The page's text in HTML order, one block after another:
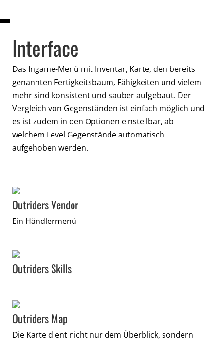
Interface
Das Ingame-Menü mit Inventar, Karte, den bereits
genannten Fertigkeitsbaum, Fähigkeiten und vielem
mehr sind konsistent und sauber aufgebaut. Der
Vergleich von Gegenständen ist einfach möglich und
es ist zudem in den Optionen einstellbar, ab
welchem Level Gegenstände automatisch
aufgehoben werden.
Outriders Vendor
Ein Händlermenü
Outriders Skills
Outriders Map
Die Karte dient nicht nur dem Überblick, sondern